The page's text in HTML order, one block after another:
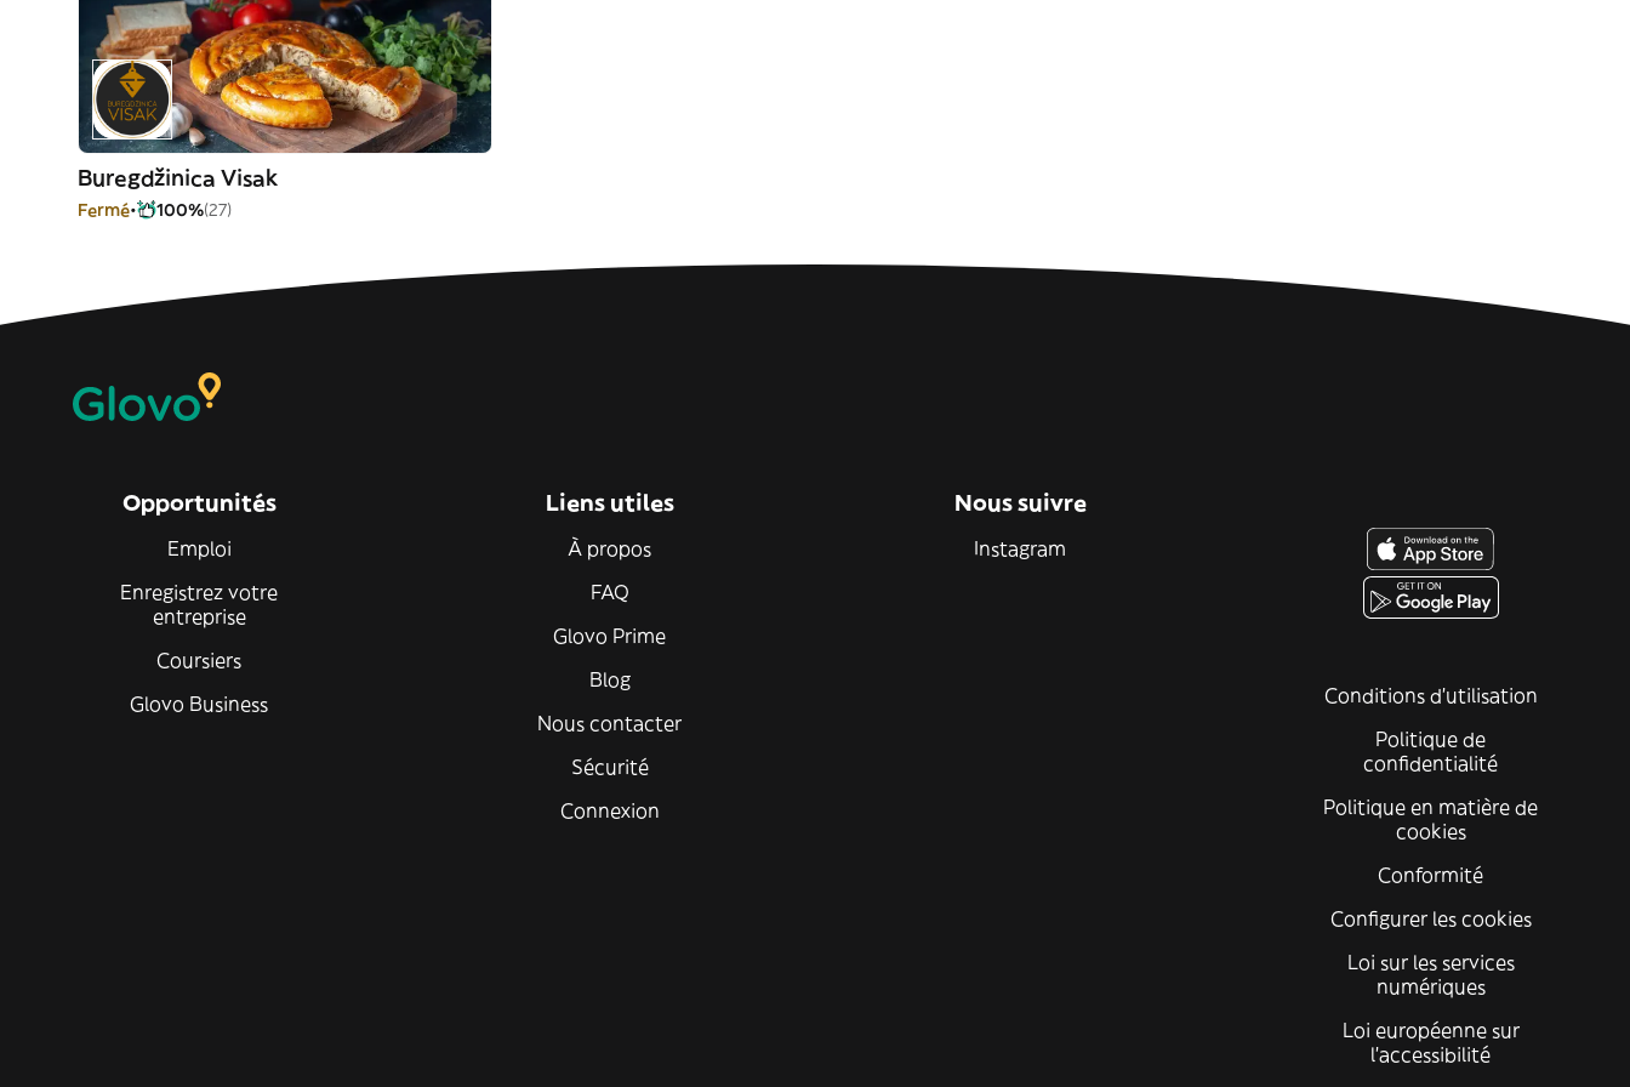
Buregdžinica Visak
Fermé 100%(27)
Opportunités
Emploi
Enregistrez votre
entreprise
Coursiers
Glovo Business
Liens utiles
À propos
FAQ
Glovo Prime
Blog
Nous contacter
Sécurité
Connexion
Nous suivre
Instagram
Conditions d'utilisation
Politique de
confidentialité
Politique en matière de
cookies
Conformité
Configurer les cookies
Loi sur les services
numériques
Loi européenne sur
l’accessibilité